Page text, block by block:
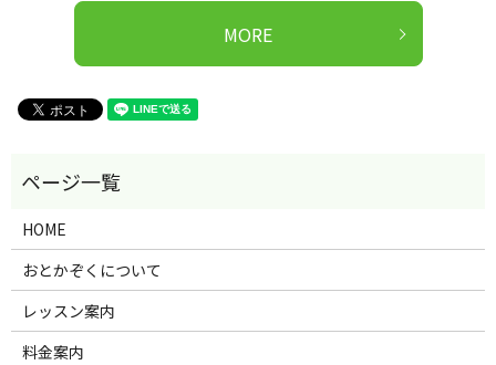
MORE
HOME
おとかぞくについて
レッスン案内
料金案内